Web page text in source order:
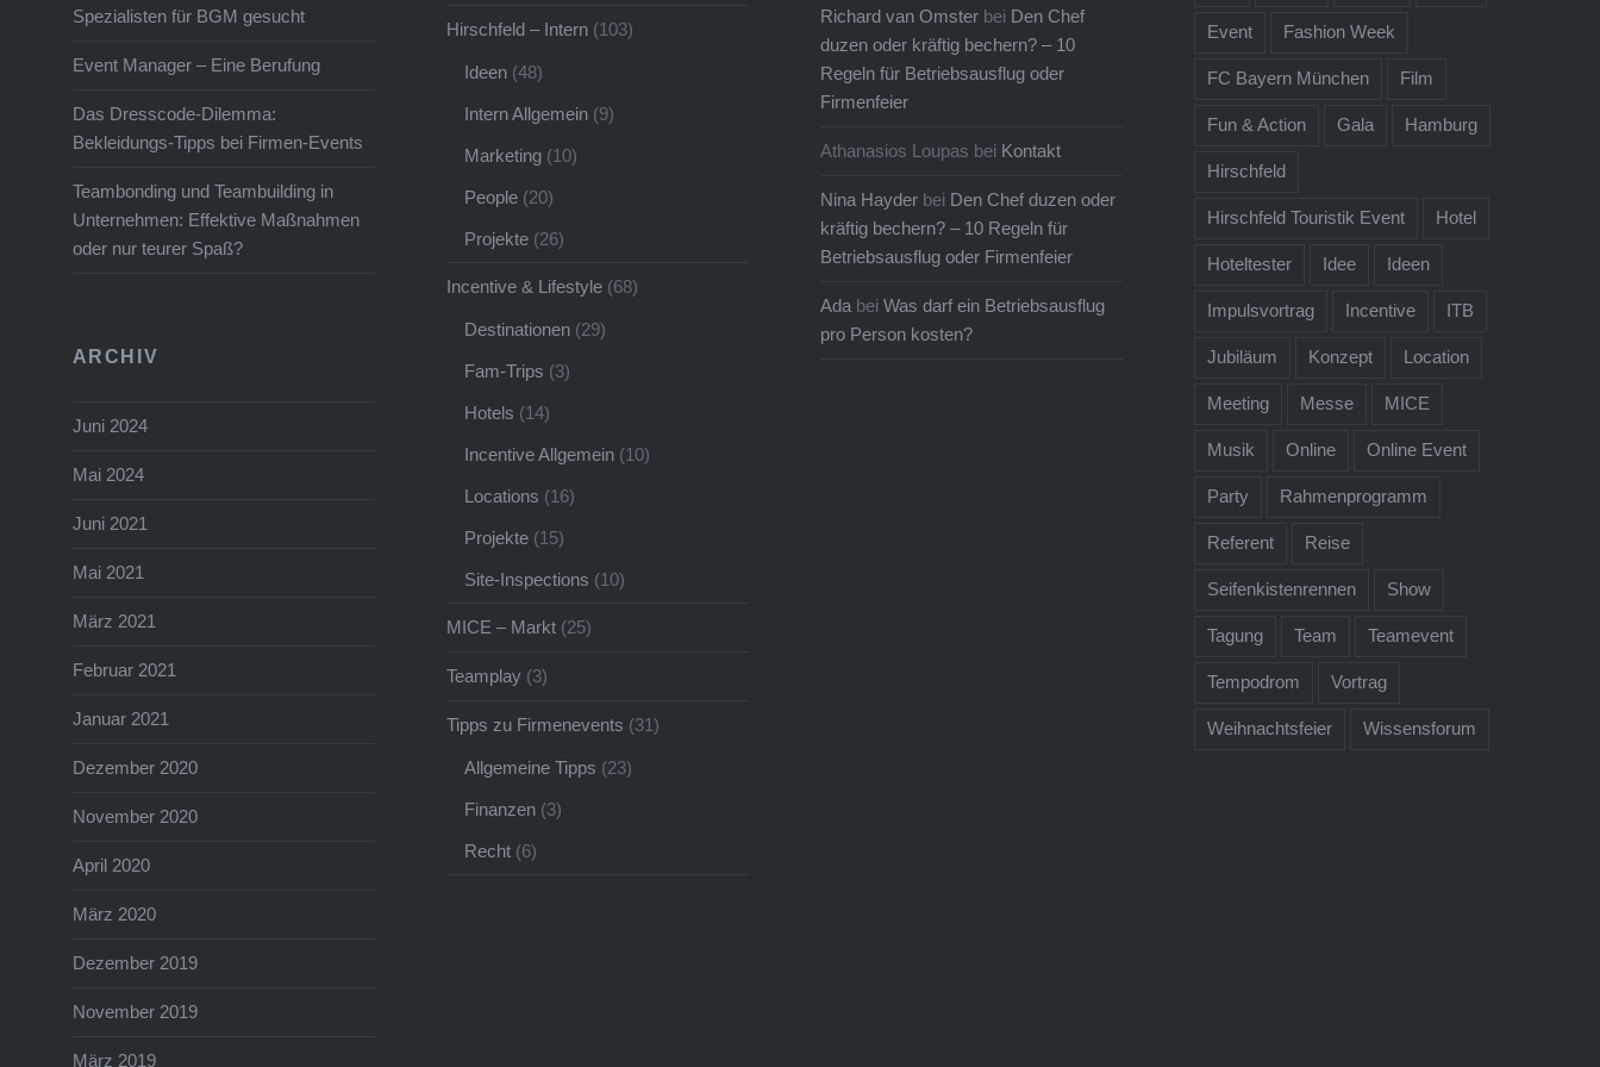
Effekthascherei, um das
Publikum…
Spezialisten für BGM gesucht
Event Manager – Eine Berufung
Das Dresscode-Dilemma:
Bekleidungs-Tipps bei Firmen-Events
Teambonding und Teambuilding in
Unternehmen: Effektive Maßnahmen
oder nur teurer Spaß?
Hirschfeld – Intern(103)
Ideen(48)
Intern Allgemein(9)
Marketing(10)
People(20)
Projekte(26)
Incentive & Lifestyle(68)
Destinationen(29)
Fam-Trips (3)
Hotels (14)
Incentive Allgemein(10)
Locations (16)
Projekte(15)
Site-Inspections (10)
MICE – Markt(25)
Teamplay(3)
Tipps zu Firmenevents (31)
Allgemeine Tipps (23)
Finanzen(3)
Recht(6)
Richard van Omsterbei Den Chef
duzen oder kräftig bechern? – 10
Regeln für Betriebsausflug oder
Firmenfeier
Athanasios Loupas bei Kontakt
Nina Hayderbei Den Chef duzen oder
kräftig bechern? – 10 Regeln für
Betriebsausflug oder Firmenfeier
Adabei Was darf ein Betriebsausflug
pro Person kosten?
Event Fashion Week
FC Bayern München Film
Fun & Action Gala Hamburg
Hirschfeld
Hirschfeld Touristik Event Hotel
Hoteltester Idee Ideen
Impulsvortrag Incentive ITB
Jubiläum Konzept Location
Meeting Messe MICE
Musik Online Online Event
Party Rahmenprogramm
Referent Reise
Seifenkistenrennen Show
Tagung Team Teamevent
Tempodrom Vortrag
Weihnachtsfeier Wissensforum
ARCHIV
Juni 2024
Mai 2024
Juni 2021
Mai 2021
März 2021
Februar 2021
Januar 2021
Dezember 2020
November 2020
April 2020
März 2020
Dezember 2019
November 2019
März 2019